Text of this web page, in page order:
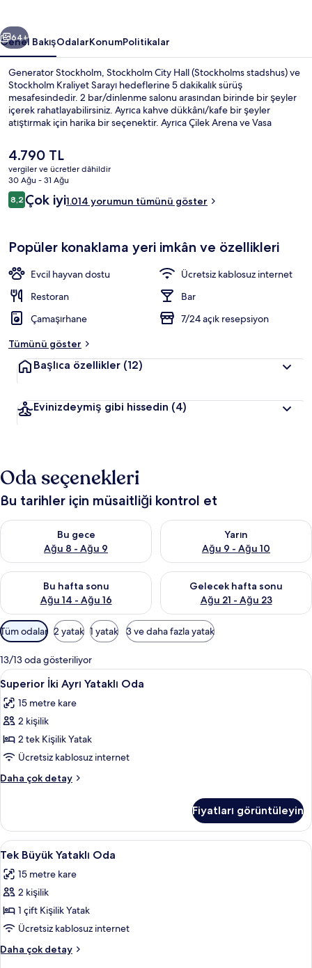
Sonraki
64+
Genel BakışOdalarKonumPolitikalar
Generator Stockholm, Stockholm City Hall (Stockholms stadshus) ve
Stockholm Kraliyet Sarayı hedeflerine 5 dakikalık sürüş
mesafesindedir. 2 bar/dinlenme salonu arasından birinde bir şeyler
içerek rahatlayabilirsiniz. Ayrıca kahve dükkânı/kafe bir şeyler
atıştırmak için harika bir seçenektir. Ayrıca Çilek Arena ve Vasa
hazır personel seviliyor. Konaklama yeri toplu taşımaya yakındır,
Merkez T-Bana İstasyonu 7 dakikalık ve Hotorget T-Bana İstasyonu
10 dakikalık yürüme mesafesindedir.
Şu
anki
fiyat
4.790 TL
4.790 TL
vergiler ve ücretler dâhildir
30 Ağu - 31 Ağu
Yorumlar
8,28,2/10
Çok iyi1.014 yorumun tümünü göster
Popüler konaklama yeri imkân ve özellikleri
Evcil hayvan dostu
Ücretsiz kablosuz internet
Restoran
Bar
Çamaşırhane
7/24 açık resepsiyon
Tümünü göster
Başlıca özellikler (12)
Evinizdeymiş gibi hissedin (4)
Oda seçenekleri
Bu tarihler için müsaitliği kontrol et
Bu gece
Ağu 8 - Ağu 9
Bu gece için müsaitliği kontrol et Ağu 8 - Ağu 9
Yarın
Ağu 9 - Ağu 10
Yarın için müsaitliği kontrol
Bu hafta sonu
Ağu 14 - Ağu 16
Bu hafta sonu için müsaitliği kontrol et Ağu 14 - Ağu 16
Gelecek hafta sonu
Ağu 21 - Ağu 23
Önümüzdeki hafta sonu için
Odalar
için
mevcut
filtreler
Tüm odalar 2 yatak 1 yatak 3 ve daha fazla yatak
13/13 oda gösteriliyor
Superior
İki
Ayrı
Yataklı
Oda
için
tüm
fotoğrafları
Superior İki Ayrı Yataklı Oda | Ütü/
6
Superior İki Ayrı Yataklı Oda
15 metre kare
2 kişilik
2 tek Kişilik Yatak
Ücretsiz kablosuz internet
Daha çok detay
Superior
Oda
hakkında
daha
detay
Fiyatları görüntüleyin
Tek
Büyük
Yataklı
Oda
için
tüm
fotoğrafları
görün
Tek Büyük Yataklı Oda | Ütü/ütü
7
Tek Büyük Yataklı Oda
15 metre kare
2 kişilik
1 çift Kişilik Yatak
Ücretsiz kablosuz internet
Daha çok detay
Tek